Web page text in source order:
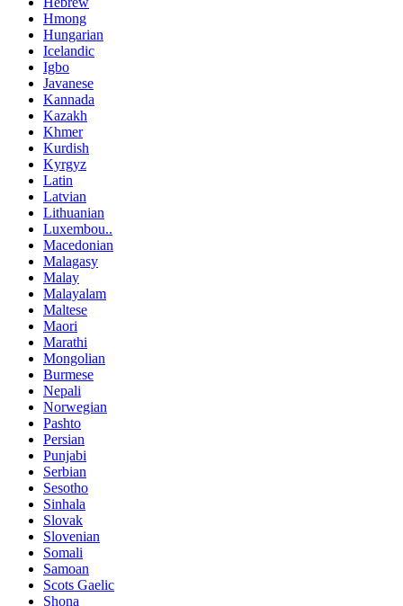
Hmong
Hungarian
Icelandic
Igbo
Javanese
Kannada
Kazakh
Khmer
Kurdish
Kyrgyz
Latin
Latvian
Lithuanian
Luxembou..
Macedonian
Malagasy
Malay
Malayalam
Maltese
Maori
Marathi
Mongolian
Burmese
Nepali
Norwegian
Pashto
Persian
Punjabi
Serbian
Sesotho
Sinhala
Slovak
Slovenian
Somali
Samoan
Scots Gaelic
Shona